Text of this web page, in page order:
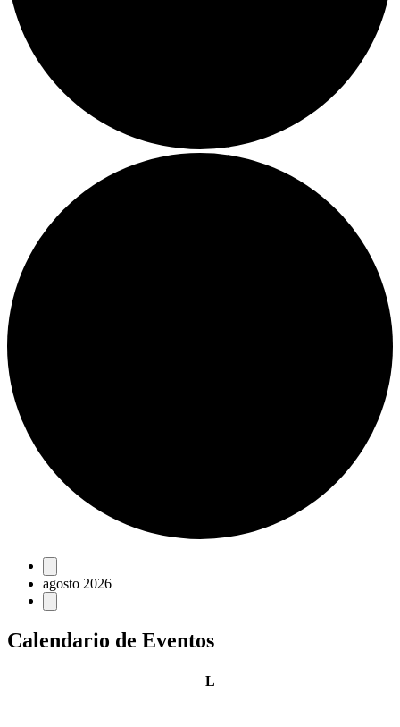
Eventos
agosto 2026
Calendario de Eventos
Llunes